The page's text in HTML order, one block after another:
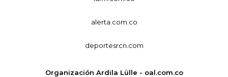
alerta.com.co
deportesrcn.com
Organización Ardila Lülle - oal.com.co